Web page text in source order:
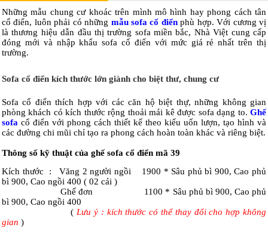
Những mẫu chung cư khoác trên mình mô hình hay phong cách tân
cổ điển, luôn phải có những mẫu sofa cổ điểnphù hợp. Với cương vị
là thương hiệu dẫn đầu thị trường sofa miền bắc, Nhà Việt cung cấp
đóng mới và nhập khẩu sofa cổ điển với mức giá rẻ nhất trên thị
trường.
Sofa cổ điển kích thước lớn giành cho biệt thư, chung cư
Sofa cổ điển thích hợp với các căn hộ biệt thự, những không gian
phòng khách có kích thước rộng thoải mái kê được sofa dạng to. Ghế
sofa cổ điển với phong cách thiết kế theo kiểu uốn lượn, tạo hình và
các đường chi mũi chỉ tạo ra phong cách hoàn toàn khác và riêng biệt.
Thông số kỹ thuật của ghế sofa cổ điển mã 39
Kích thước : Văng 2 người ngồi 1900 * Sâu phủ bì 900, Cao phủ
bì 900, Cao ngồi 400 ( 02 cái )
Ghế đơn 1100 * Sâu phủ bì 900, Cao phủ
bì 900, Cao ngồi 400
( Lưu ý : kích thước có thể thay đổi cho hợp không
gian )